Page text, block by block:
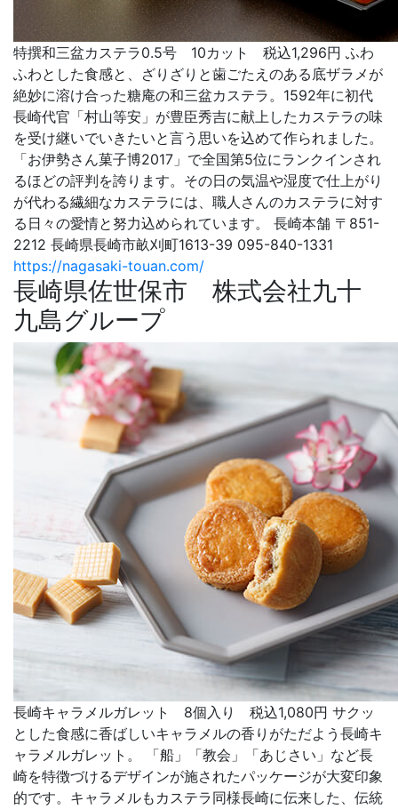
特撰和三盆カステラ0.5号 10カット 税込1,296円 ふわ
ふわとした食感と、ざりざりと歯ごたえのある底ザラメが
絶妙に溶け合った糖庵の和三盆カステラ。1592年に初代
長崎代官「村山等安」が豊臣秀吉に献上したカステラの味
を受け継いでいきたいと言う思いを込めて作られました。
「お伊勢さん菓子博2017」で全国第5位にランクインされ
るほどの評判を誇ります。その日の気温や湿度で仕上がり
が代わる繊細なカステラには、職人さんのカステラに対す
る日々の愛情と努力込められています。 長崎本舗 〒851-
2212 長崎県長崎市畝刈町1613-39 095-840-1331
https://nagasaki-touan.com/
長崎県佐世保市 株式会社九十
九島グループ
長崎キャラメルガレット 8個入り 税込1,080円 サクッ
とした食感に香ばしいキャラメルの香りがただよう長崎キ
ャラメルガレット。 「船」「教会」「あじさい」など長
崎を特徴づけるデザインが施されたパッケージが大変印象
的です。キャラメルもカステラ同様長崎に伝来した、伝統